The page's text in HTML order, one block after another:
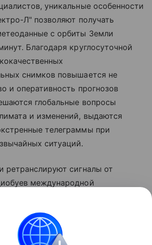
уникальные особенности
Л" позволяют получать
с орбиты Земли
Благодаря круглосуточной
снимков повышается не
и оперативность прогнозов
глобальные вопросы
и изменений, выдаются
телеграммы при
ситуаций.
ретранслируют сигналы от
международной
Это помогает поисково-
эффективнее реагировать
для спасения человеческих